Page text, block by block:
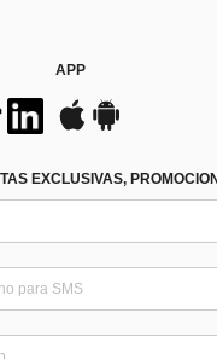
APP
EXCLUSIVAS,